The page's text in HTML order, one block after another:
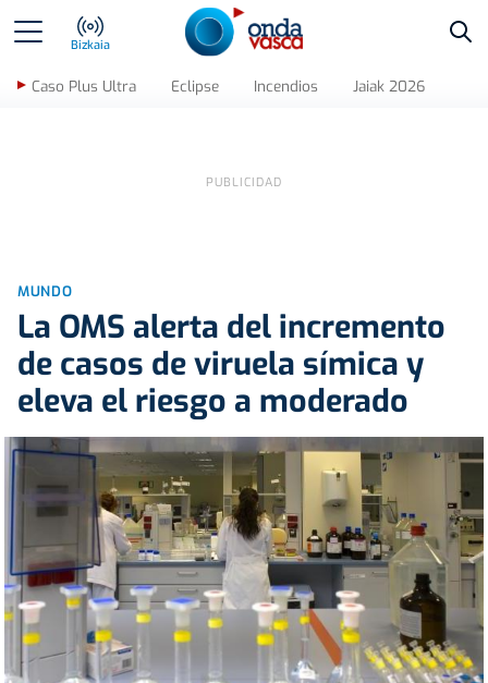
Bizkaia
Caso Plus Ultra Eclipse Incendios Jaiak 2026
MUNDO
La OMS alerta del incremento
de casos de viruela símica y
eleva el riesgo a moderado